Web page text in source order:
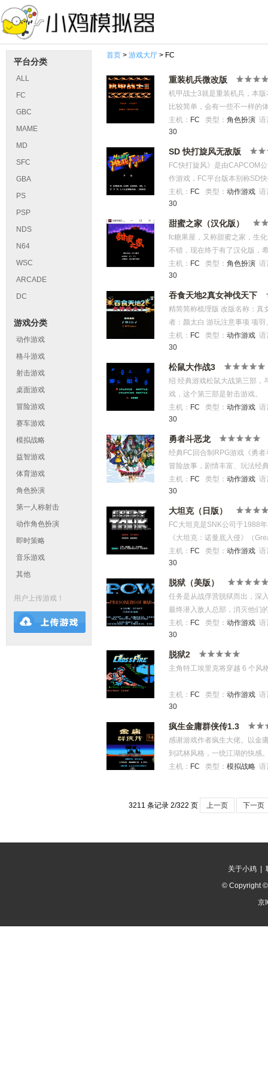
平台分类
ALL
FC
GBC
MAME
MD
SFC
GBA
PS
PSP
NDS
N64
WSC
ARCADE
DC
游戏分类
动作游戏
格斗游戏
射击游戏
桌面游戏
冒险游戏
赛车游戏
模拟战略
益智游戏
体育游戏
角色扮演
第一人称射击
动作角色扮演
即时策略
音乐游戏
其他
用户上传游戏！
首页 > 游戏大厅 > FC
重装机兵微改版
机甲战士3就是重装机兵，本
比较简单，会有一些不一样的
主机： FC 类型： 角色扮演 语
30
SD 快打旋风无敌版
FC快打旋风》是由CAPCOM
作游戏，FC平台版本别称SD
化角色辨识度与模块使用 游戏
选角色对抗街头黑帮势力 操作
名角色，分别拥有波动拳、穿
主机： FC 类型： 动作游戏 语
30
甜蜜之家（汉化版）
fc糖果屋，又称甜蜜之家，生
不错，现在终于有了汉化版，
主机： FC 类型： 角色扮演 语
30
吞食天地2真女神伐天下
精简简称梳理版 改版名称：真
者：颜太白 游玩注意事项 项
使用，避免全队武将丢失 难度
极武器 银临拜关羽仅面板属性
攻击、计策释放次数翻倍 太
先将其击杀；终极对战依靠复
实力 静寂阵、箭锋阵输出能力
颜太白、月千寻习得暗杀计
主机： FC 类型： 动作游戏 语
30
松鼠大作战3
绍 经典游戏松鼠大战第三部，
戏，这个第三部是射击游戏。
主机： FC 类型： 动作游戏 语
30
勇者斗恶龙
经典FC回合制RPG游戏《勇
冒险故事，剧情丰富、玩法经
主机： FC 类型： 动作游戏 语
30
大坦克（日版）
FC大坦克‌是SNK公司于1988
《大坦克：诺曼底入侵》（
二战诺曼底登陆为背景，玩家
毁德军防线与秘密武器。 游戏
破敌军封锁线，应对士兵、装
主机： FC 类型： 动作游戏 语
30
脱狱（美版）
任务是从战俘营脱狱而出，深
最终潜入敌人总部，消灭他们
机安全撤离。
主机： FC 类型： 动作游戏 语
30
脱狱2
主角特工埃里克将穿越 6 个风
主机： FC 类型： 动作游戏 语
30
疯生金庸群侠传1.3
感谢游戏作者疯生大佬。以金
到武林风格，一统江湖的快感
大惊喜。哈哈
主机： FC 类型： 模拟战略 语
3211 条记录 2/322 页 上一页 下一页
关于小鸡 |
© Copyright
京